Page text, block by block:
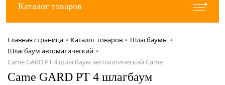
Каталог товаров
Главная страница • Каталог товаров • Шлагбаумы •
Шлагбаум автоматический •
Came GARD PT 4 шлагбаум автоматический Came
Came GARD PT 4 шлагбаум